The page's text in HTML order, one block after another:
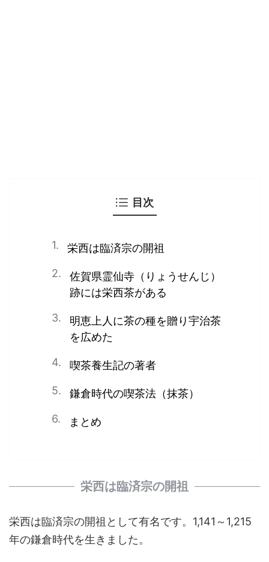
目次
栄西は臨済宗の開祖
佐賀県霊仙寺（りょうせんじ）
跡には栄西茶がある
明恵上人に茶の種を贈り宇治茶
を広めた
喫茶養生記の著者
鎌倉時代の喫茶法（抹茶）
まとめ
栄西は臨済宗の開祖
栄西は臨済宗の開祖として有名です。1,141～1,215
年の鎌倉時代を生きました。